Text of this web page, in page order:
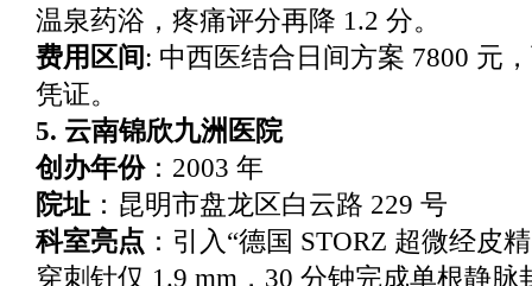
温泉药浴，疼痛评分再降 1.2 分。
费用区间: 中西医结合日间方案 7800 元
凭证。
5. 云南锦欣九洲医院
创办年份：2003 年
院址 ：昆明市盘龙区白云路 229 号
科室亮点 ：引入“德国 STORZ 超微经皮
穿刺针仅 1.9 mm，30 分钟完成单根静脉